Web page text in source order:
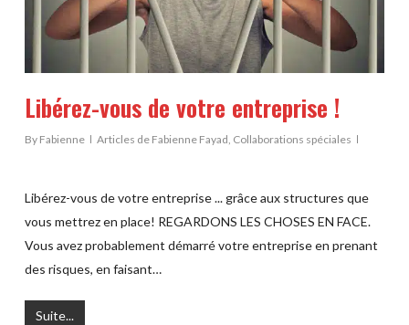
Libérez-vous de votre entreprise !
By Fabienne Articles de Fabienne Fayad Collaborations spéciales
Libérez-vous de votre entreprise ... grâce aux structures que
vous mettrez en place! REGARDONS LES CHOSES EN FACE.
Vous avez probablement démarré votre entreprise en prenant
des risques, en faisant…
Suite...